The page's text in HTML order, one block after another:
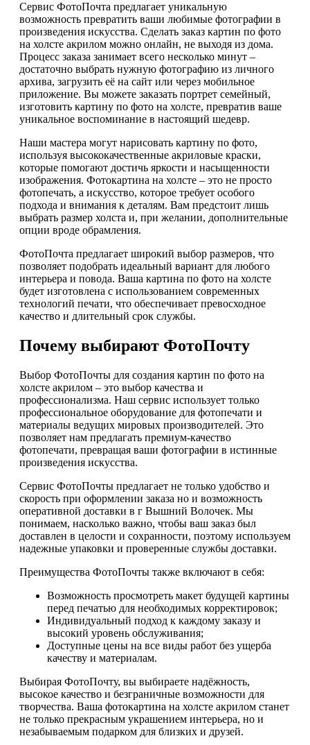
Сервис ФотоПочта предлагает уникальную
возможность превратить ваши любимые фотографии в
произведения искусства. Сделать заказ картин по фото
на холсте акрилом можно онлайн, не выходя из дома.
Процесс заказа занимает всего несколько минут –
достаточно выбрать нужную фотографию из личного
архива, загрузить её на сайт или через мобильное
приложение. Вы можете заказать портрет семейный,
изготовить картину по фото на холсте, превратив ваше
уникальное воспоминание в настоящий шедевр.
Наши мастера могут нарисовать картину по фото,
используя высококачественные акриловые краски,
которые помогают достичь яркости и насыщенности
изображения. Фотокартина на холсте – это не просто
фотопечать, а искусство, которое требует особого
подхода и внимания к деталям. Вам предстоит лишь
выбрать размер холста и, при желании, дополнительные
опции вроде обрамления.
ФотоПочта предлагает широкий выбор размеров, что
позволяет подобрать идеальный вариант для любого
интерьера и повода. Ваша картина по фото на холсте
будет изготовлена с использованием современных
технологий печати, что обеспечивает превосходное
качество и длительный срок службы.
Почему выбирают ФотоПочту
Выбор ФотоПочты для создания картин по фото на
холсте акрилом – это выбор качества и
профессионализма. Наш сервис использует только
профессиональное оборудование для фотопечати и
материалы ведущих мировых производителей. Это
позволяет нам предлагать премиум-качество
фотопечати, превращая ваши фотографии в истинные
произведения искусства.
Сервис ФотоПочты предлагает не только удобство и
скорость при оформлении заказа но и возможность
оперативной доставки в г Вышний Волочек. Мы
понимаем, насколько важно, чтобы ваш заказ был
доставлен в целости и сохранности, поэтому используем
надежные упаковки и проверенные службы доставки.
Преимущества ФотоПочты также включают в себя:
Возможность просмотреть макет будущей картины
перед печатью для необходимых корректировок;
Индивидуальный подход к каждому заказу и
высокий уровень обслуживания;
Доступные цены на все виды работ без ущерба
качеству и материалам.
Выбирая ФотоПочту, вы выбираете надёжность,
высокое качество и безграничные возможности для
творчества. Ваша фотокартина на холсте акрилом станет
не только прекрасным украшением интерьера, но и
незабываемым подарком для близких и друзей.